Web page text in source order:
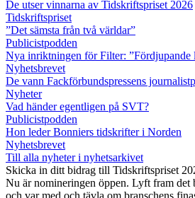
De utser vinnarna av Tidskriftspriset 2026
Tidskriftspriset
”Det sämsta från två världar”
Publicistpodden
Nya inriktningen för Filter: ”Fördjupande
Nyhetsbrevet
De vann Fackförbundspressens
Nyheter
Vad händer egentligen på SVT?
Publicistpodden
Hon leder Bonniers tidskrifter i Norden
Nyhetsbrevet
Till alla nyheter i nyhetsarkivet
Skicka in ditt bidrag till Tidskriftspriset
Nu är nomineringen öppen. Lyft fram det
och var med och tävla om branschens